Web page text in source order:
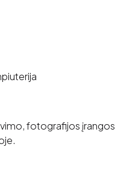
fotografijos įrangos